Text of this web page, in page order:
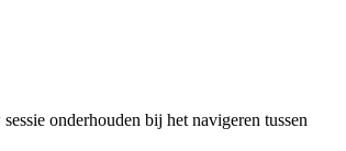
onderhouden bij het navigeren tussen